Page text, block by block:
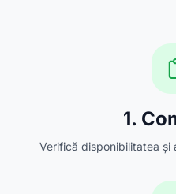
1.
Verifică disponibilitatea și